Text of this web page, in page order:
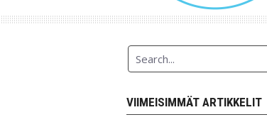
VIIMEISIMMÄT ARTIKKELIT